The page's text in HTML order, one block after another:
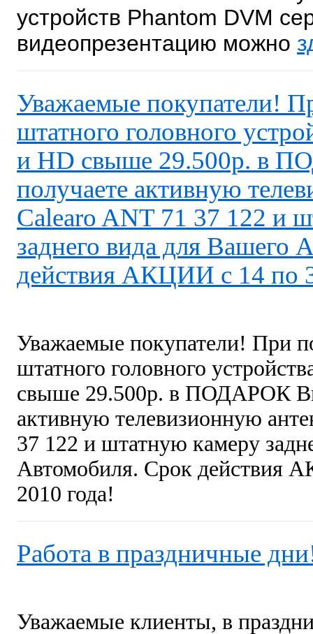
устройств Phantom DVM
видеопрезентацию можно
Уважаемые покупатели!
штатного головного
и HD свыше 29.500р. в
получаете активную
Calearo ANT 71 37 122 и
заднего вида для Вашего
действия АКЦИИ с 14 по
Уважаемые покупатели! При
штатного головного
свыше 29.500р. в ПОДАРОК
активную телевизионную
37 122 и штатную камеру
Автомобиля. Срок действия
2010 года!
Работа в праздничные
Уважаемые клиенты, в